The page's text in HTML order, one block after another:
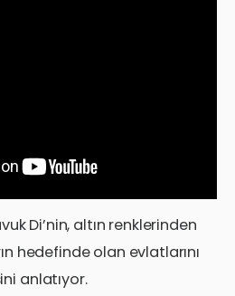
Di’nin, altın renklerinden
hedefinde olan evlatlarını
anlatıyor.